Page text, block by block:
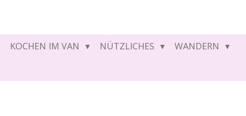
KOCHEN IM VAN NÜTZLICHES
WANDERN